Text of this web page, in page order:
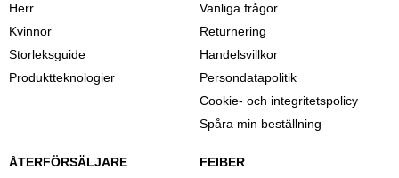
Herr
Kvinnor
Storleksguide
Produktteknologier
Vanliga frågor
Returnering
Handelsvillkor
Persondatapolitik
Cookie- och integritetspolicy
Spåra min beställning
ÅTERFÖRSÄLJARE FEIBER